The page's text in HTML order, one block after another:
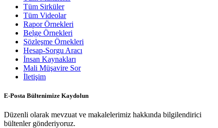
Tüm Sirküler
Tüm Videolar
Rapor Örnekleri
Belge Örnekleri
Sözleşme Örnekleri
Hesap-Sorgu Aracı
İnsan Kaynakları
Mali Müşavire Sor
İletişim
E-Posta Bültenimize Kaydolun
Düzenli olarak mevzuat ve makalelerimiz hakkında bilgilendirici
bültenler gönderiyoruz.